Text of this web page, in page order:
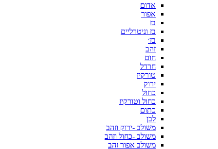
אדום
אפור
בז
בז וניטרליים
בז׳
זהב
חום
חרדל
טורקיז
ירוק
כחול
כחול וטורקיז
כתום
לבן
משולב -ירוק וזהב
משולב -כחול וזהב
משולב אפור זהב